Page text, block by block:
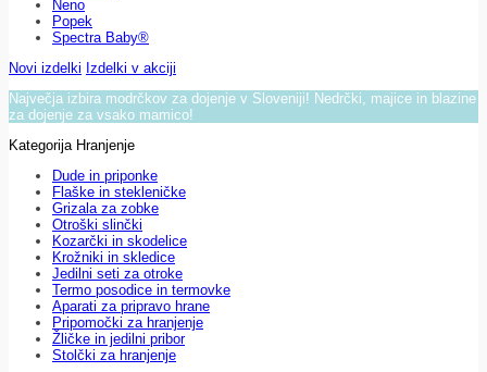
Neno
Popek
Spectra Baby®
Novi izdelki Izdelki v akciji
Največja izbira modrčkov za dojenje v Sloveniji! Nedrčki, majice in blazine
za dojenje za vsako mamico!
Kategorija Hranjenje
Dude in priponke
Flaške in stekleničke
Grizala za zobke
Otroški slinčki
Kozarčki in skodelice
Krožniki in skledice
Jedilni seti za otroke
Termo posodice in termovke
Aparati za pripravo hrane
Pripomočki za hranjenje
Žličke in jedilni pribor
Stolčki za hranjenje